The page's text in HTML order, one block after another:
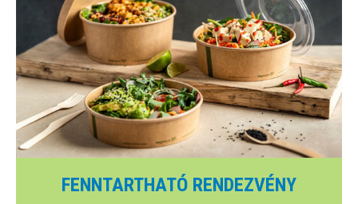
FENNTARTHATÓ RENDEZVÉNY